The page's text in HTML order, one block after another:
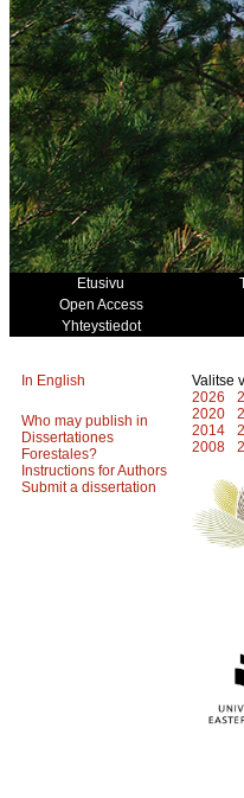
Etusivu
Open Access
Yhteystiedot
In English
Who may publish in
Dissertationes
Forestales?
Instructions for Authors
Submit a dissertation
Valitse
2026
2020
2014
2008